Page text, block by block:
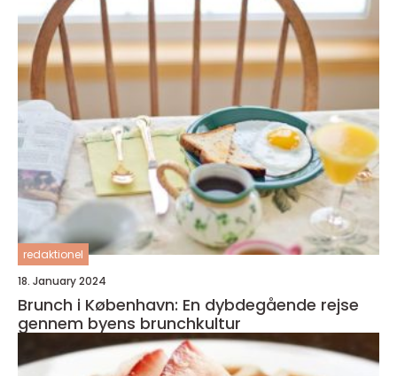
redaktionel
18. January 2024
Brunch i København: En dybdegående rejse
gennem byens brunchkultur